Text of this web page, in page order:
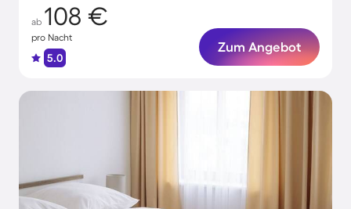
ab 108 €
pro Nacht
5.0
Zum Angebot